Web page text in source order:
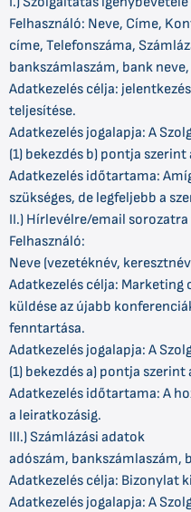
Felhasználó: Neve, Címe,
címe, Telefonszáma,
bankszámlaszám, bank
Adatkezelés célja:
teljesítése.
Adatkezelés jogalapja: A
(1) bekezdés b) pontja
Adatkezelés időtartama:
szükséges, de legfeljebb a
II.) Hírlevélre/email
Felhasználó:
Neve (vezetéknév,
Adatkezelés célja:
küldése az újabb
fenntartása.
Adatkezelés jogalapja: A
(1) bekezdés a) pontja
Adatkezelés időtartama: A
a leiratkozásig.
III.) Számlázási adatok
adószám, bankszámlaszám,
Adatkezelés célja: Bizonylat
Adatkezelés jogalapja: A